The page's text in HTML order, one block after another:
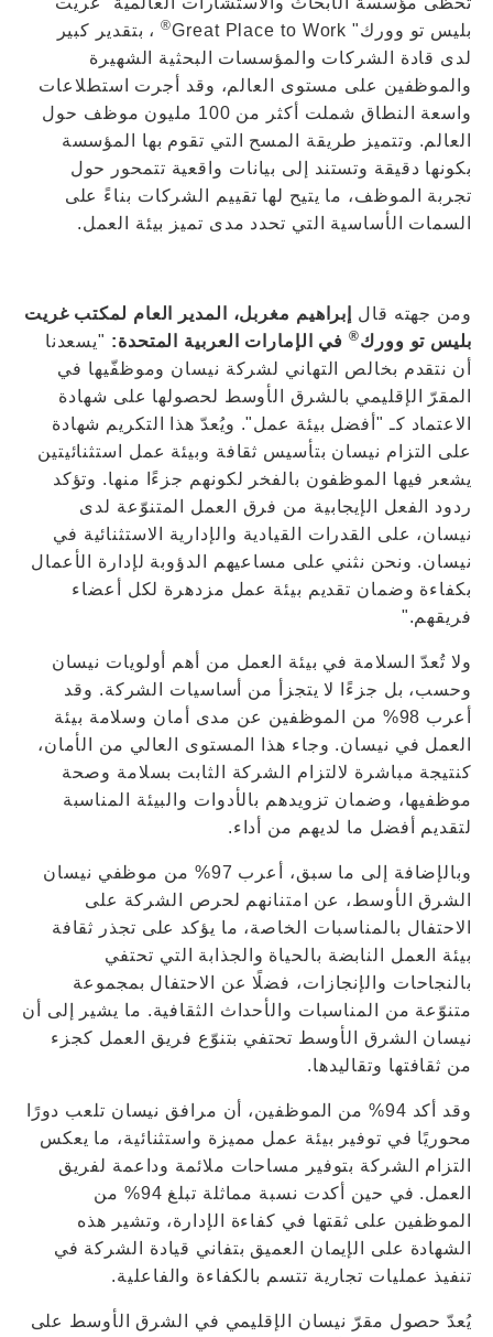
بليس تو وورك" Great Place to Work
®، بتقدير كبير
لدى قادة الشركات والمؤسسات البحثية الشهيرة
والموظفين على مستوى العالم، وقد أجرت استطلاعات
واسعة النطاق شملت أكثر من 100 مليون موظف حول
العالم. وتتميز طريقة المسح التي تقوم بها المؤسسة
بكونها دقيقة وتستند إلى بيانات واقعية تتمحور حول
تجربة الموظف، ما يتيح لها تقييم الشركات بناءً على
السمات الأساسية التي تحدد مدى تميز بيئة العمل.
ومن جهته قال إبراهيم مغربل، المدير العام لمكتب غريت
بليس تو وورك®في الإمارات العربية المتحدة: "يسعدنا
أن نتقدم بخالص التهاني لشركة نيسان وموظفّيها في
المقرّ الإقليمي بالشرق الأوسط لحصولها على شهادة
الاعتماد كـ "أفضل بيئة عمل". ويُعدّ هذا التكريم شهادة
على التزام نيسان بتأسيس ثقافة وبيئة عمل استثنائيتين
يشعر فيها الموظفون بالفخر لكونهم جزءًا منها. وتؤكد
ردود الفعل الإيجابية من فرق العمل المتنوّعة لدى
نيسان، على القدرات القيادية والإدارية الاستثنائية في
نيسان. ونحن نثني على مساعيهم الدؤوبة لإدارة الأعمال
بكفاءة وضمان تقديم بيئة عمل مزدهرة لكل أعضاء
فريقهم."
ولا تُعدّ السلامة في بيئة العمل من أهم أولويات نيسان
وحسب، بل جزءًا لا يتجزأ من أساسيات الشركة. وقد
أعرب 98% من الموظفين عن مدى أمان وسلامة بيئة
العمل في نيسان. وجاء هذا المستوى العالي من الأمان،
كنتيجة مباشرة لالتزام الشركة الثابت بسلامة وصحة
موظفيها، وضمان تزويدهم بالأدوات والبيئة المناسبة
لتقديم أفضل ما لديهم من أداء.
وبالإضافة إلى ما سبق، أعرب 97% من موظفي نيسان
الشرق الأوسط، عن امتنانهم لحرص الشركة على
الاحتفال بالمناسبات الخاصة، ما يؤكد على تجذر ثقافة
بيئة العمل النابضة بالحياة والجذابة التي تحتفي
بالنجاحات والإنجازات، فضلًا عن الاحتفال بمجموعة
متنوّعة من المناسبات والأحداث الثقافية. ما يشير إلى أن
نيسان الشرق الأوسط تحتفي بتنوّع فريق العمل كجزء
من ثقافتها وتقاليدها.
وقد أكد 94% من الموظفين، أن مرافق نيسان تلعب دورًا
محوريًا في توفير بيئة عمل مميزة واستثنائية، ما يعكس
التزام الشركة بتوفير مساحات ملائمة وداعمة لفريق
العمل. في حين أكدت نسبة مماثلة تبلغ 94% من
الموظفين على ثقتها في كفاءة الإدارة، وتشير هذه
الشهادة على الإيمان العميق بتفاني قيادة الشركة في
تنفيذ عمليات تجارية تتسم بالكفاءة والفاعلية.
يُعدّ حصول مقرّ نيسان الإقليمي في الشرق الأوسط على